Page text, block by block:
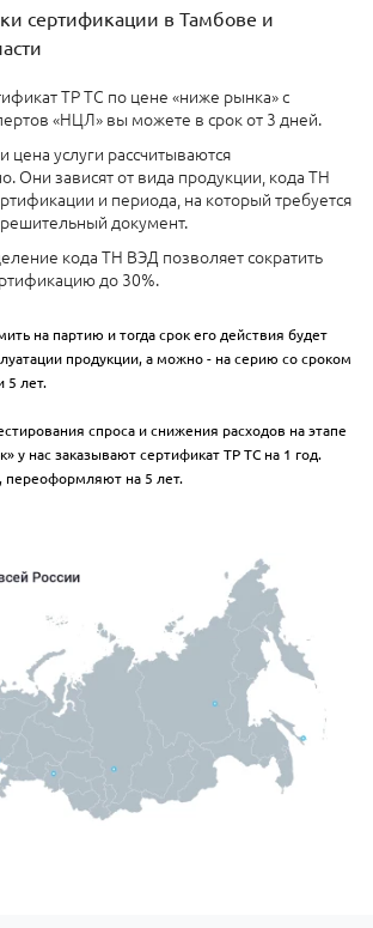
сертификации в Тамбове и
ТР ТС по цене «ниже рынка» с
«НЦЛ» вы можете в срок от 3 дней.
цена услуги рассчитываются
Они зависят от вида продукции, кода ТН
и периода, на который требуется
документ.
кода ТН ВЭД позволяет сократить
до 30%.
на партию и тогда срок его действия будет
продукции, а можно - на серию со сроком
5 лет.
спроса и снижения расходов на этапе
у нас заказывают сертификат ТР ТС на 1 год.
переоформляют на 5 лет.